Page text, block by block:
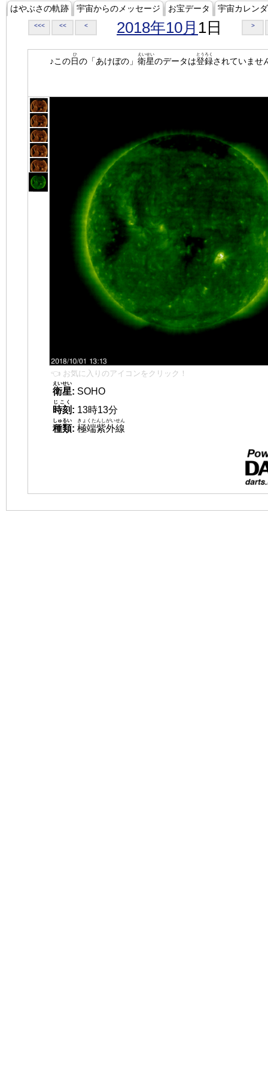
はやぶさの軌跡 宇宙からのメッセージ お宝データ 宇宙カレン
<<< << < 2018年10月 1日 >
♪この日
ひ
の「あけぼの」 衛星
えいせい
のデータは登録
とうろく
されていませ
👈 お気に入りのアイコンをクリック！
衛星
えいせい
: SOHO
時刻
じこく
: 13時13分
種類
しゅるい
: 極端紫外線
きょくたんしがいせん